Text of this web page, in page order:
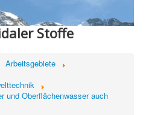
Stoffe
Arbeitsgebiete
und Oberflächenwasser auch